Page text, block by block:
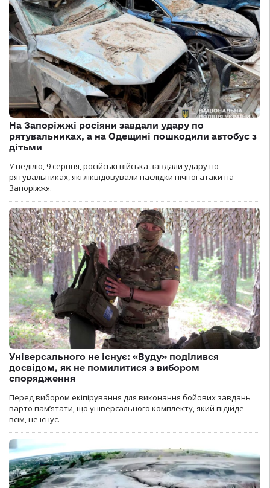
На Запоріжжі росіяни завдали удару по
рятувальниках, а на Одещині пошкодили автобус з
дітьми
У неділю, 9 серпня, російські війська завдали удару по
рятувальниках, які ліквідовували наслідки нічної атаки на
Запоріжжя.
Універсального не існує: «Вуду» поділився
досвідом, як не помилитися з вибором
спорядження
Перед вибором екіпірування для виконання бойових завдань
варто пам’ятати, що універсального комплекту, який підійде
всім, не існує.